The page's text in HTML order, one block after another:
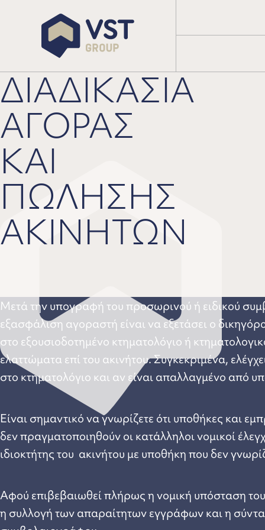
ΔΙΑΔΙΚΑΣΙΑ
ΑΓΟΡΑΣ
ΚΑΙ
ΠΩΛΗΣΗΣ
ΑΚΙΝΗΤΩΝ
Μετά την υπογραφή του προσωρινού ή ειδικού
εξασφάλιση αγοραστή είναι να εξετάσει ο
στο εξουσιοδοτημένο κτηματολόγιο ή
ελαττώματα επί του ακινήτου. Συγκεκριμένα,
στο κτηματολόγιο και αν είναι απαλλαγμένο από
Είναι σημαντικό να γνωρίζετε ότι υποθήκες και
δεν πραγματοποιηθούν οι κατάλληλοι νομικοί
ιδιοκτήτης του ακινήτου με υποθήκη που δεν
Αφού επιβεβαιωθεί πλήρως η νομική υπόσταση του
η συλλογή των απαραίτητων εγγράφων και η